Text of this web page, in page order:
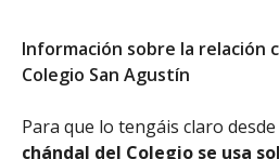
Información sobre la relación
Colegio San Agustín
Para que lo tengáis claro
chándal del Colegio se usa